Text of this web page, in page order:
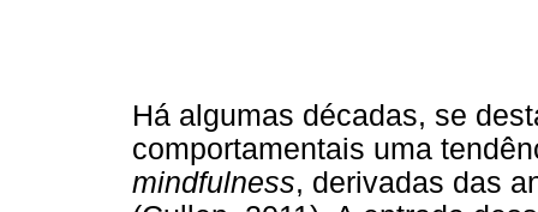
Há algumas décadas, se
comportamentais uma
mindfulness, derivadas das